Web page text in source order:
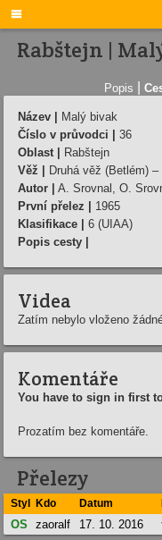

Rabštejn |
Popis
Název |
Malý bivak
Číslo v průvodci |
36
Oblast |
Rabštejn
Věž |
Druhá věž (Betlém)
Autor |
A. Srovnal, O.
První přelez |
1965
Klasifikace |
6 (UIAA)
Popis cesty |
Videa
Zatím nebylo vloženo
Komentáře
You have to sign in first
Prozatím bez komentáře.
Přelezy
Styl Kdo Datum
OS zaoralf 17. 10. 2016